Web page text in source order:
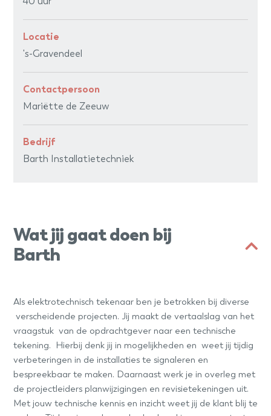
Locatie
's-Gravendeel
Contactpersoon
Mariëtte de Zeeuw
Bedrijf
Barth Installatietechniek
Wat jij gaat doen bij
Barth
Als elektrotechnisch tekenaar ben je betrokken bij diverse
verscheidende projecten. Jij maakt de vertaalslag van het
vraagstuk van de opdrachtgever naar een technische
tekening. Hierbij denk jij in mogelijkheden en weet jij tijdig
verbeteringen in de installaties te signaleren en
bespreekbaar te maken. Daarnaast werk je in overleg met
de projectleiders planwijzigingen en revisietekeningen uit.
Met jouw technische kennis en inzicht weet jij de klant blij te